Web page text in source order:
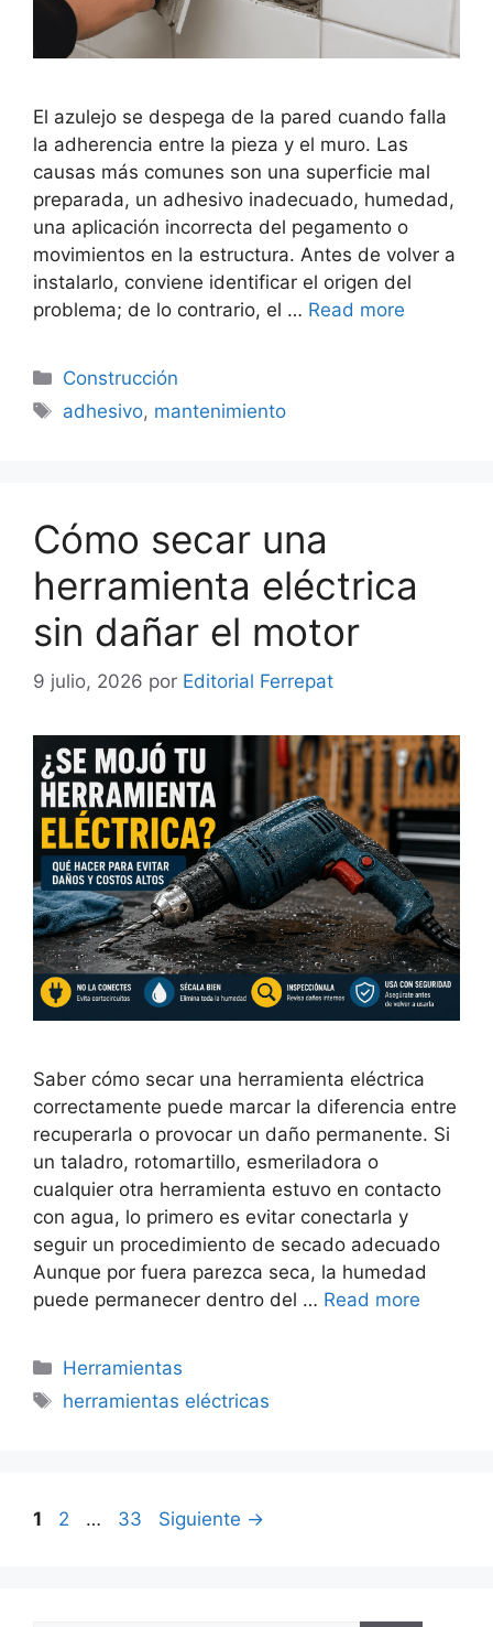
El azulejo se despega de la pared cuando falla
la adherencia entre la pieza y el muro. Las
causas más comunes son una superficie mal
preparada, un adhesivo inadecuado, humedad,
una aplicación incorrecta del pegamento o
movimientos en la estructura. Antes de volver a
instalarlo, conviene identificar el origen del
problema; de lo contrario, el … Read more
Categorías
Construcción
Etiquetas
adhesivo, mantenimiento
Cómo secar una
herramienta eléctrica
sin dañar el motor
9 julio, 2026 por Editorial Ferrepat
Saber cómo secar una herramienta eléctrica
correctamente puede marcar la diferencia entre
recuperarla o provocar un daño permanente. Si
un taladro, rotomartillo, esmeriladora o
cualquier otra herramienta estuvo en contacto
con agua, lo primero es evitar conectarla y
seguir un procedimiento de secado adecuado
Aunque por fuera parezca seca, la humedad
puede permanecer dentro del … Read more
Categorías
Herramientas
Etiquetas
herramientas eléctricas
Página
1 Página
2 … Página
33 Siguiente →